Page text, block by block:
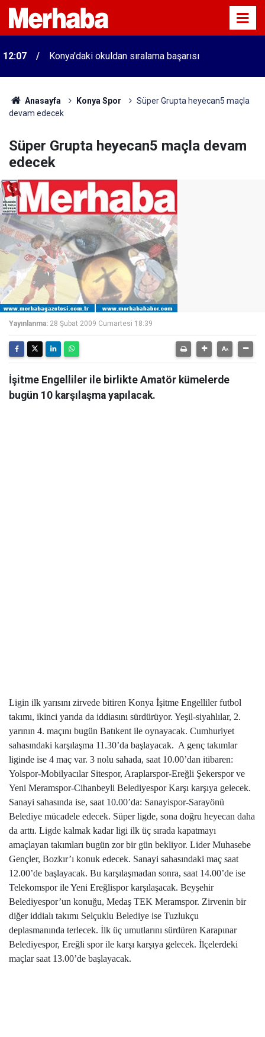
12:07 Konya'daki okuldan sıralama başarısı
Anasayfa Konya Spor
Süper Grupta heyecan5 maçla
devam edecek
Süper Grupta heyecan5 maçla devam
edecek
Yayınlanma: 28 Şubat 2009 Cumartesi 18:39
İşitme Engelliler ile birlikte Amatör kümelerde
bugün 10 karşılaşma yapılacak.
Ligin ilk yarısını zirvede bitiren Konya İşitme Engelliler futbol
takımı, ikinci yarıda da iddiasını sürdürüyor. Yeşil-siyahlılar, 2.
yarının 4. maçını bugün Batıkent ile oynayacak. Cumhuriyet
sahasındaki karşılaşma 11.30’da başlayacak. A genç takımlar
liginde ise 4 maç var. 3 nolu sahada, saat 10.00’dan itibaren:
Yolspor-Mobilyacılar Sitespor, Araplarspor-Ereğli Şekerspor ve
Yeni Meramspor-Cihanbeyli Belediyespor Karşı karşıya gelecek.
Sanayi sahasında ise, saat 10.00’da: Sanayispor-Sarayönü
Belediye mücadele edecek. Süper ligde, sona doğru heyecan daha
da arttı. Ligde kalmak kadar ligi ilk üç sırada kapatmayı
amaçlayan takımları bugün zor bir gün bekliyor. Lider Muhasebe
Gençler, Bozkır’ı konuk edecek. Sanayi sahasındaki maç saat
12.00’de başlayacak. Bu karşılaşmadan sonra, saat 14.00’de ise
Telekomspor ile Yeni Ereğlispor karşılaşacak. Beyşehir
Belediyespor’un konuğu, Medaş TEK Meramspor. Zirvenin bir
diğer iddialı takımı Selçuklu Belediye ise Tuzlukçu
deplasmanında terlecek. İlk üç umutlarını sürdüren Karapınar
Belediyespor, Ereğli spor ile karşı karşıya gelecek. İlçelerdeki
maçlar saat 13.00’de başlayacak.